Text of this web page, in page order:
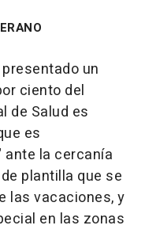
un
ciento del
de Salud es
es
la cercanía
plantilla que se
las vacaciones, y
en las zonas